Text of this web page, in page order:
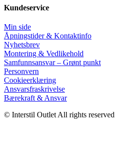
Kundeservice
Min side
Åpningstider & Kontaktinfo
Nyhetsbrev
Montering & Vedlikehold
Samfunnsansvar – Grønt punkt
Personvern
Cookieerklæring
Ansvars­fraskrivelse
Bærekraft & Ansvar
© Interstil Outlet All rights reserved